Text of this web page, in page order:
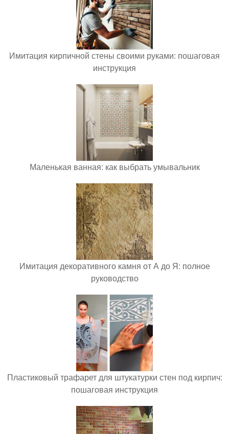
Имитация кирпичной стены своими руками: пошаговая
инструкция
Маленькая ванная: как выбрать умывальник
Имитация декоративного камня от А до Я: полное
руководство
Пластиковый трафарет для штукатурки стен под кирпич:
пошаговая инструкция